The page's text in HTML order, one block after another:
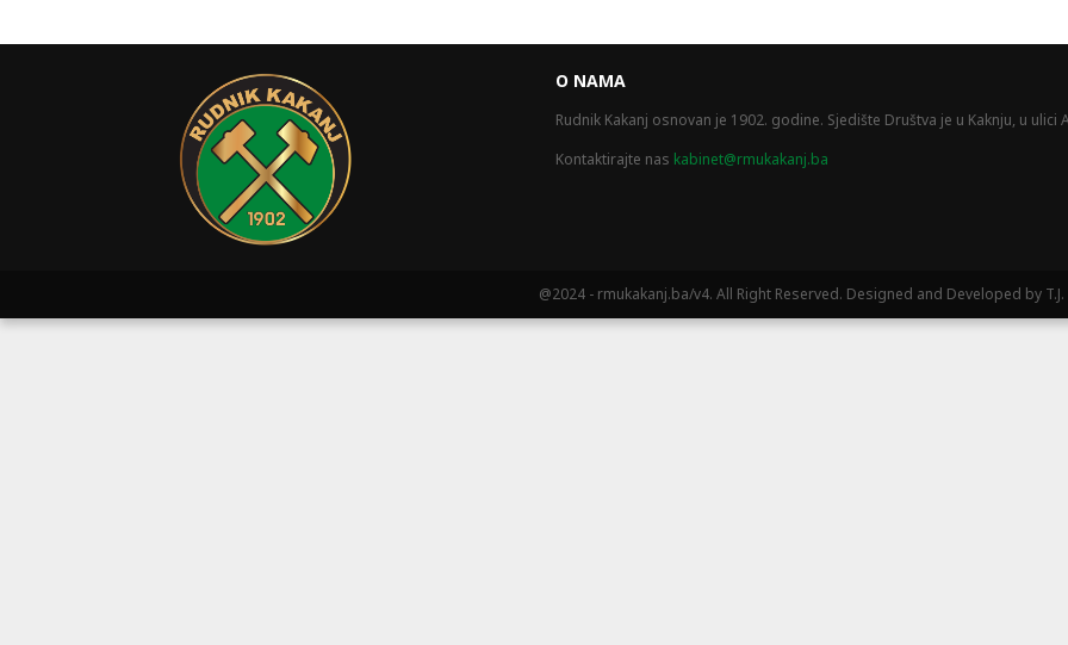
O NAMA
Rudnik Kakanj osnovan je 1902. godine. Sjedište Društva je u Kaknju, u ulici
Kontaktirajte nas kabinet@rmukakanj.ba
@2024 - rmukakanj.ba/v4. All Right Reserved. Designed and Developed by T.J.